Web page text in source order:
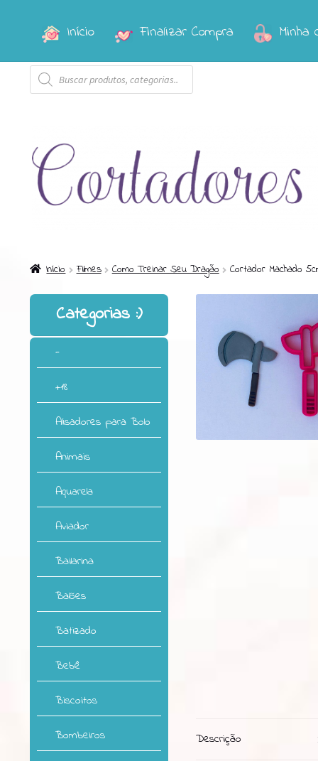
Pular
navegação
Pular
conteúdo
Início Finalizar Compra Minha
Pesquisar
produtos
Início Filmes Como Treinar Seu Dragão Cortador Machado
Descrição
Categorias
-
+18
Alisadores para Bolo
Animais
Aquarela
Aviador
Bailarina
Balões
Batizado
Bebê
Biscoitos
Bombeiros